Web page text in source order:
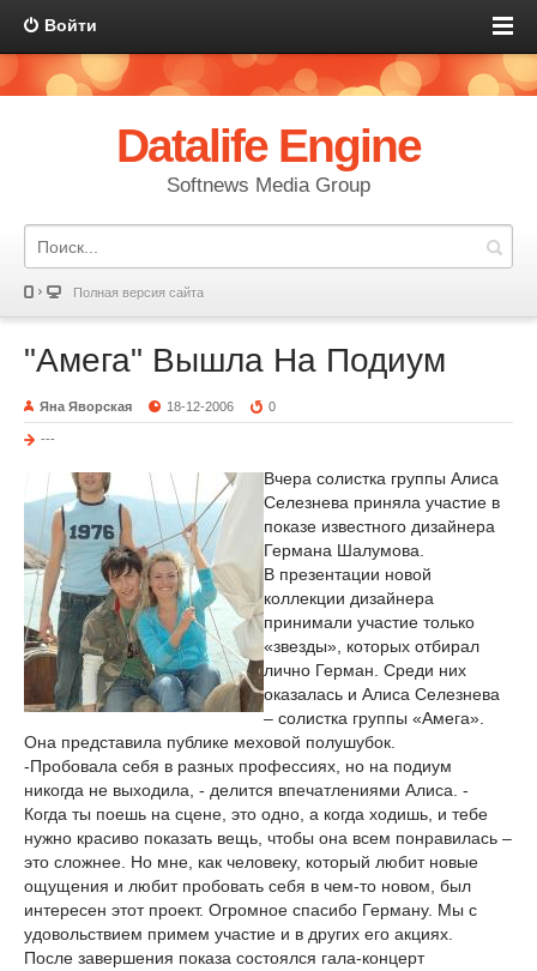
Войти
Datalife Engine
Softnews Media Group
Полная версия сайта
"Амега" Вышла На Подиум
Яна Яворская 18-12-2006 0
---
Вчера солистка группы Алиса
Селезнева приняла участие в
показе известного дизайнера
Германа Шалумова.
В презентации новой
коллекции дизайнера
принимали участие только
«звезды», которых отбирал
лично Герман. Среди них
оказалась и Алиса Селезнева
– солистка группы «Амега».
Она представила публике меховой полушубок.
-Пробовала себя в разных профессиях, но на подиум
никогда не выходила, - делится впечатлениями Алиса. -
Когда ты поешь на сцене, это одно, а когда ходишь, и тебе
нужно красиво показать вещь, чтобы она всем понравилась –
это сложнее. Но мне, как человеку, который любит новые
ощущения и любит пробовать себя в чем-то новом, был
интересен этот проект. Огромное спасибо Герману. Мы с
удовольствием примем участие и в других его акциях.
После завершения показа состоялся гала-концерт